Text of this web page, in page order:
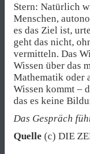
Stern: Natürlich
Menschen,
es das Ziel ist,
geht das nicht,
vermitteln. Das
Wissen über das
Mathematik oder
Wissen kommt –
das es keine
Das Gespräch
Quelle (c) DIE